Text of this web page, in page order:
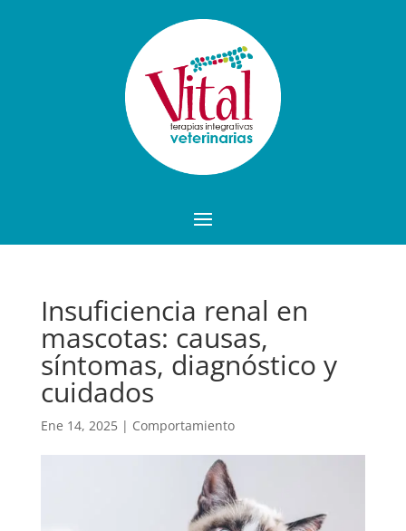
Insuficiencia renal en
mascotas: causas,
síntomas, diagnóstico y
cuidados
Ene 14, 2025| Comportamiento